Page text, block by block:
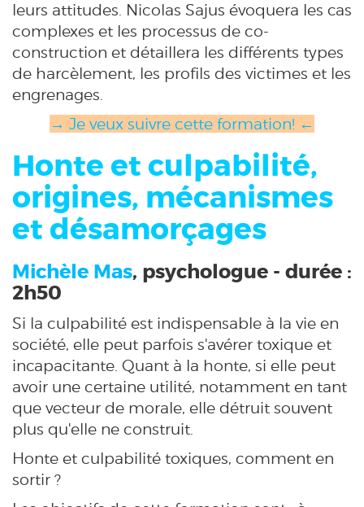
leurs attitudes. Nicolas Sajus évoquera les cas
complexes et les processus de co-
construction et détaillera les différents types
de harcèlement, les profils des victimes et les
engrenages.
→ Je veux suivre cette formation! ←
Honte et culpabilité,
origines, mécanismes
et désamorçages
Michèle Mas, psychologue - durée :
2h50
Si la culpabilité est indispensable à la vie en
société, elle peut parfois s'avérer toxique et
incapacitante. Quant à la honte, si elle peut
avoir une certaine utilité, notamment en tant
que vecteur de morale, elle détruit souvent
plus qu'elle ne construit.
Honte et culpabilité toxiques, comment en
sortir ?